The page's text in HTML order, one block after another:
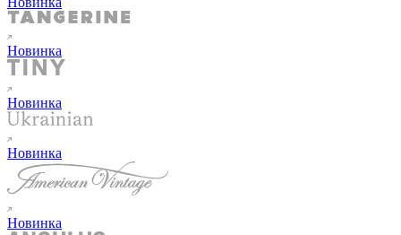
Новинка
Новинка
Новинка
Новинка